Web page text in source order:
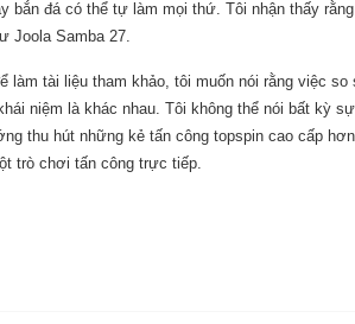
bắn đá có thể tự làm mọi thứ. Tôi nhận thấy
Joola Samba 27.
tài liệu tham khảo, tôi muốn nói rằng việc
niệm là khác nhau. Tôi không thể nói bất kỳ
thu hút những kẻ tấn công topspin cao cấp
trò chơi tấn công trực tiếp.